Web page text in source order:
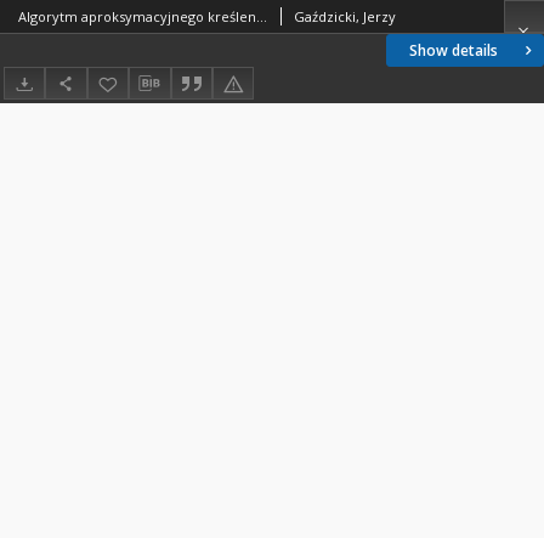
Show details
Algorytm aproksymacyjnego kreślenia linii prostych koordynatografem automatycznym Gaździcki, Jerzy